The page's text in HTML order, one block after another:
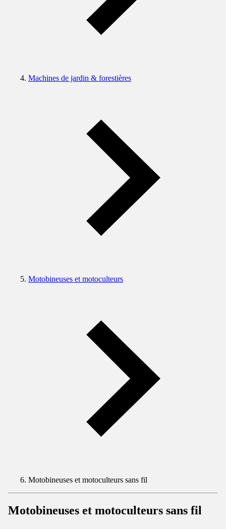
Machines de jardin & forestières
Motobineuses et motoculteurs
Motobineuses et motoculteurs sans fil
Motobineuses et motoculteurs sans fil